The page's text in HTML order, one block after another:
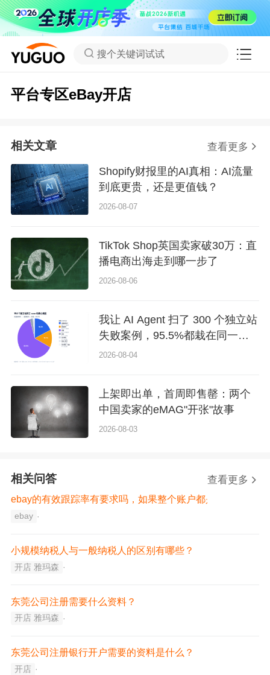
搜个关键词试试
平台专区eBay开店
相关文章 查看更多
Shopify财报里的AI真相：AI流量
到底更贵，还是更值钱？
2026-08-07
TikTok Shop英国卖家破30万：直
播电商出海走到哪一步了
2026-08-06
我让 AI Agent 扫了 300 个独立站
失败案例，95.5%都栽在同一个
误区上
2026-08-04
上架即出单，首周即售罄：两个
中国卖家的eMAG"开张"故事
2026-08-03
相关问答 查看更多
ebay的有效跟踪率有要求吗，如果整个账户都是平邮发货，
ebay ·
小规模纳税人与一般纳税人的区别有哪些？
开店 雅玛森 ·
东莞公司注册需要什么资料？
开店 雅玛森 ·
东莞公司注册银行开户需要的资料是什么？
开店 ·